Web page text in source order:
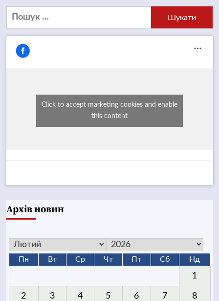
Пошук:
Click to accept marketing cookies and enable
this content
Архів новин
Пн Вт Ср Чт Пт Сб Нд
1
2 3 4 5 6 7 8